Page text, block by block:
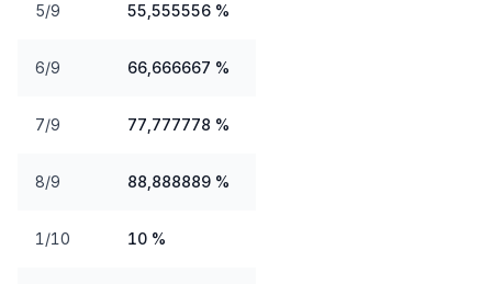
5/9 55,555556 %
6/9 66,666667 %
7/9 77,777778 %
8/9 88,888889 %
1/10 10 %